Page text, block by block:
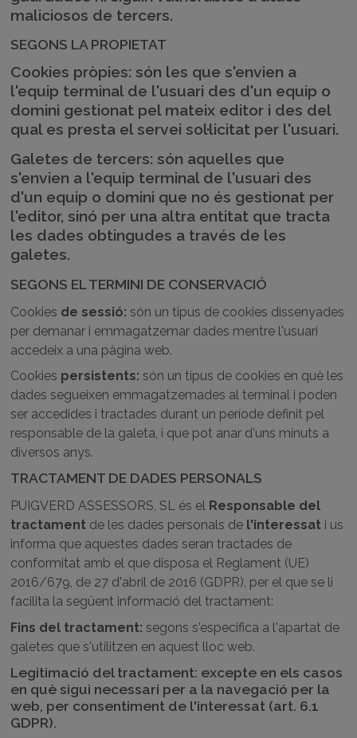
maliciosos de tercers.
SEGONS LA PROPIETAT
Cookies pròpies: són les que s'envien a
l'equip terminal de l'usuari des d'un equip o
domini gestionat pel mateix editor i des del
qual es presta el servei sol·licitat per l'usuari.
Galetes de tercers: són aquelles que
s'envien a l'equip terminal de l'usuari des
d'un equip o domini que no és gestionat per
l'editor, sinó per una altra entitat que tracta
les dades obtingudes a través de les
galetes.
SEGONS EL TERMINI DE CONSERVACIÓ
Cookies de sessió: són un tipus de cookies dissenyades
per demanar i emmagatzemar dades mentre l'usuari
accedeix a una pàgina web.
Cookies persistents: són un tipus de cookies en què les
dades segueixen emmagatzemades al terminal i poden
ser accedides i tractades durant un període definit pel
responsable de la galeta, i que pot anar d'uns minuts a
diversos anys.
TRACTAMENT DE DADES PERSONALS
PUIGVERD ASSESSORS, SL és el Responsable del
tractament de les dades personals de l'interessat i us
informa que aquestes dades seran tractades de
conformitat amb el que disposa el Reglament (UE)
2016/679, de 27 d'abril de 2016 (GDPR), per el que se li
facilita la següent informació del tractament:
Fins del tractament: segons s'especifica a l'apartat de
galetes que s'utilitzen en aquest lloc web.
Legitimació del tractament: excepte en els casos
en què sigui necessari per a la navegació per la
web, per consentiment de l'interessat (art. 6.1
GDPR).